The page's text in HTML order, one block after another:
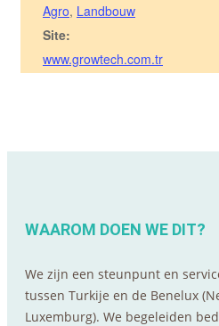
Agro, Landbouw
Site:
www.growtech.com.tr
WAAROM DOEN WE DIT?
We zijn een steunpunt en
tussen Turkije en de Benelux
Luxemburg). We begeleiden